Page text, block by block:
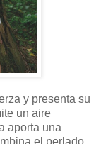
y ​​presenta su
un aire
aporta una